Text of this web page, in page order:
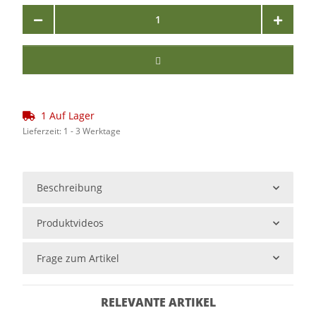
1 Auf Lager
Lieferzeit: 1 - 3 Werktage
Beschreibung
Produktvideos
Frage zum Artikel
RELEVANTE ARTIKEL